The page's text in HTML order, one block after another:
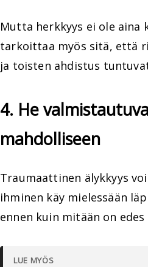
Mutta herkkyys ei ole aina
tarkoittaa myös sitä, että
ja toisten ahdistus
4. He
mahdolliseen
Traumaattinen älykkyys
ihminen käy mielessään
ennen kuin mitään on
LUE MYÖS